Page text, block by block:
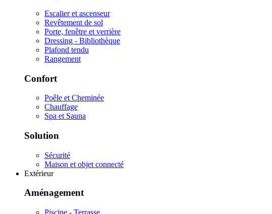
Escalier et ascenseur
Revêtement de sol
Porte, fenêtre et verrière
Dressing - Bibliothèque
Plafond tendu
Rangement
Confort
Poêle et Cheminée
Chauffage
Spa et Sauna
Solution
Sécurité
Maison et objet connecté
Extérieur
Aménagement